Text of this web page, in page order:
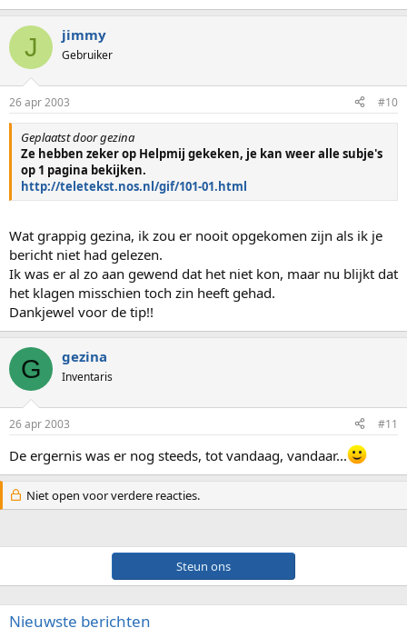
J jimmy
Gebruiker
26 apr 2003 #10
Geplaatst door gezina
Ze hebben zeker op Helpmij gekeken, je kan weer alle subje's
op 1 pagina bekijken.
http://teletekst.nos.nl/gif/101-01.html
Wat grappig gezina, ik zou er nooit opgekomen zijn als ik je
bericht niet had gelezen.
Ik was er al zo aan gewend dat het niet kon, maar nu blijkt dat
het klagen misschien toch zin heeft gehad.
Dankjewel voor de tip!!
G gezina
Inventaris
26 apr 2003 #11
De ergernis was er nog steeds, tot vandaag, vandaar...
Niet open voor verdere reacties.
Steun ons
Nieuwste berichten